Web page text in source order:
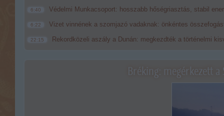
6:40 Védelmi Munkacsoport: hosszabb hőségriasztás, stabil
6:22 Vizet vinnének a szomjazó vadaknak: önkéntes
22:15 Rekordközeli aszály a Dunán: megkezdték a történelmi
Bréking: megérkezett